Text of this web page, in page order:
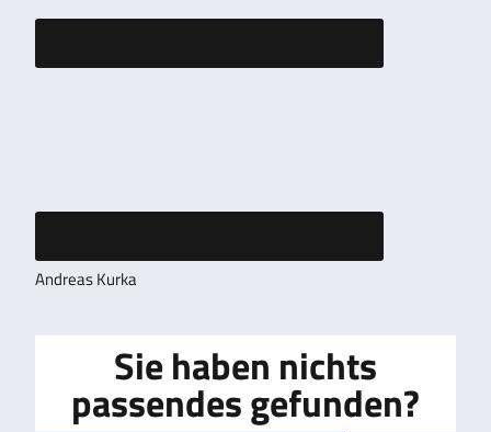
Andreas Kurka
Sie haben nichts
passendes gefunden?